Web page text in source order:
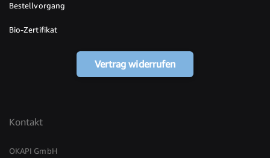
Bestellvorgang
Bio-Zertifikat
Vertrag widerrufen
Kontakt
OKAPI GmbH